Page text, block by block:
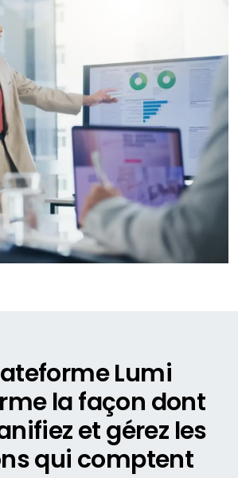
Lumi
la façon dont
et gérez les
qui comptent